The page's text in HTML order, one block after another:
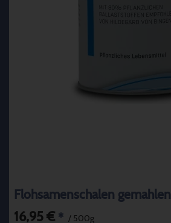
Flohsamenschalen gemahlen
16,95 € * / 500g